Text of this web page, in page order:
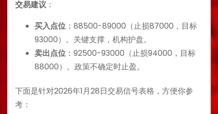
交易建议：
买入点位 ：88500-89000（止损87000，目标
93000）。关键支撑，机构护盘。
卖出点位 ：92500-93000（止损94000，目标
88000）。政策不确定时止盈。
下面是针对2026年1月28日交易信号表格，方便你参
考：